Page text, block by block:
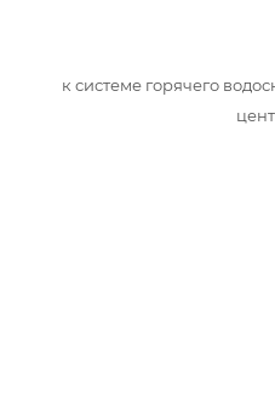
к системе горячего